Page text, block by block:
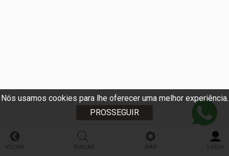
Nós usamos cookies para lhe oferecer uma melhor experiência.
PROSSEGUIR
VOLTAR BUSCAR MAIS LOGIN